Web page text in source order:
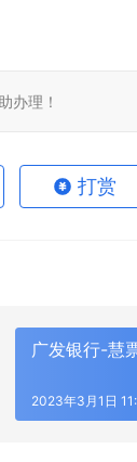
办理！
打赏
广发银行-慧
2023年3月1日